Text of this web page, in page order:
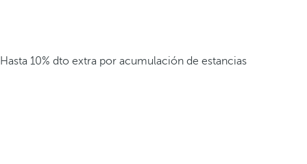
Hasta 10% dto extra por acumulación de estancias